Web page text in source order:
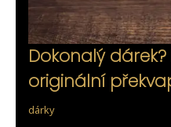
Dokonalý
originální
dárky